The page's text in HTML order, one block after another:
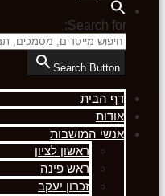
Search for:
Search Button
דף הבית
אודות
אנשי המושבות
ראשון לציון
ראש פינה
זכרון יעקב